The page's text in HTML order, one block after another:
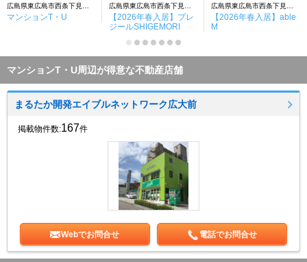
マンションT・U
【2026年春入居】プレ
ジールSHIGEMORI
【2026年春入居】able
M
マンションT・U周辺が得意な不動産店舗
まるたか開発エイブルネットワーク広大前
掲載物件数:167件
Webでお問合せ 電話でお問合せ